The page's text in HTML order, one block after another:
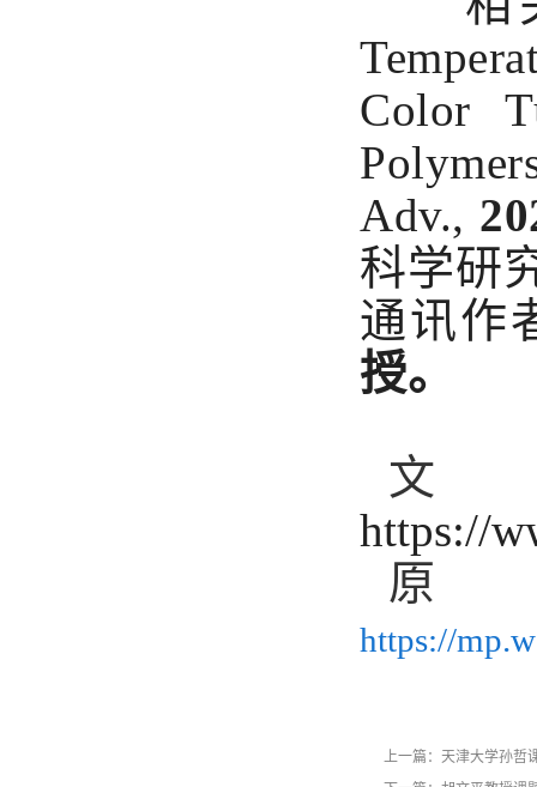
Color
Adv.,
科学研
通讯作
授。
https://
https://
上一篇：天津大学孙哲